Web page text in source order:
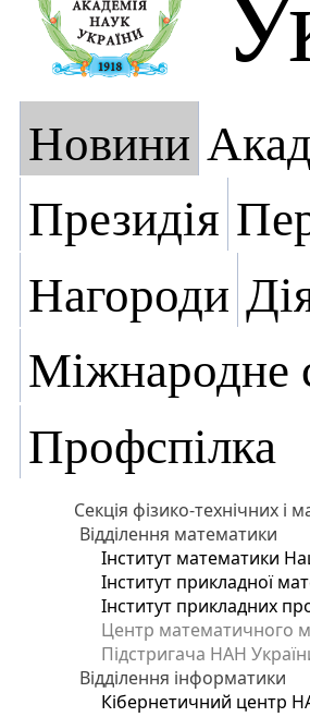
Новини
Президія
Нагороди
Міжнародне
Профспілка
Секція фізико-технічних і
Відділення математики
Інститут математики
Інститут прикладної
Інститут прикладних
Центр математичного
Підстригача НАН
Відділення інформатики
Кібернетичний центр